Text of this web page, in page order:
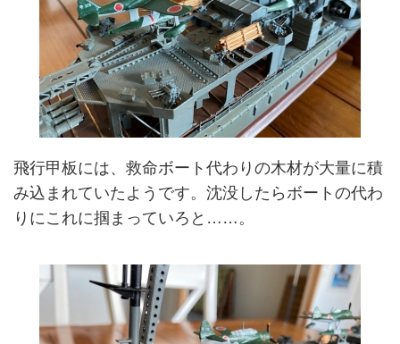
飛行甲板には、救命ボート代わりの木材が大量に積
み込まれていたようです。沈没したらボートの代わ
りにこれに掴まっていろと……。